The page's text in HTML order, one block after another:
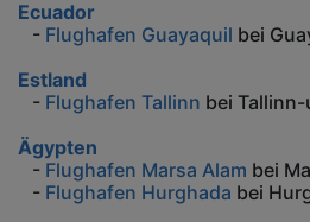
Ecuador
- Flughafen Guayaquil bei
Estland
- Flughafen Tallinn bei
Ägypten
- Flughafen Marsa Alam bei
- Flughafen Hurghada bei